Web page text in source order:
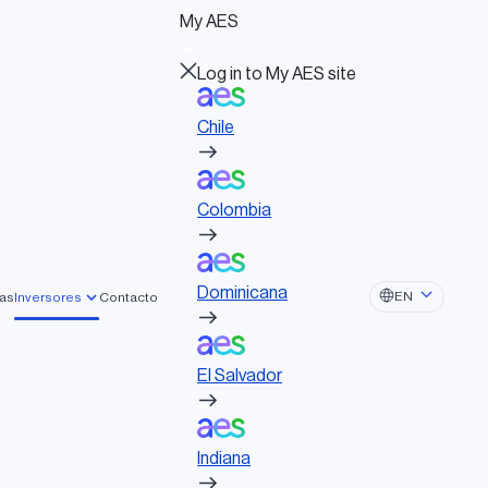
Inversores
Actividades políticas
Consejo de Administración
Documentos de gobernanza
Contacto
My AES
Log in to My AES site
Chile
Colombia
Dominicana
El Salvador
Indiana
EN
led by Global
Partners and EQT
Log in to My AES site
Chile
Colombia
Dominicana
El Salvador
Indiana
Ohio